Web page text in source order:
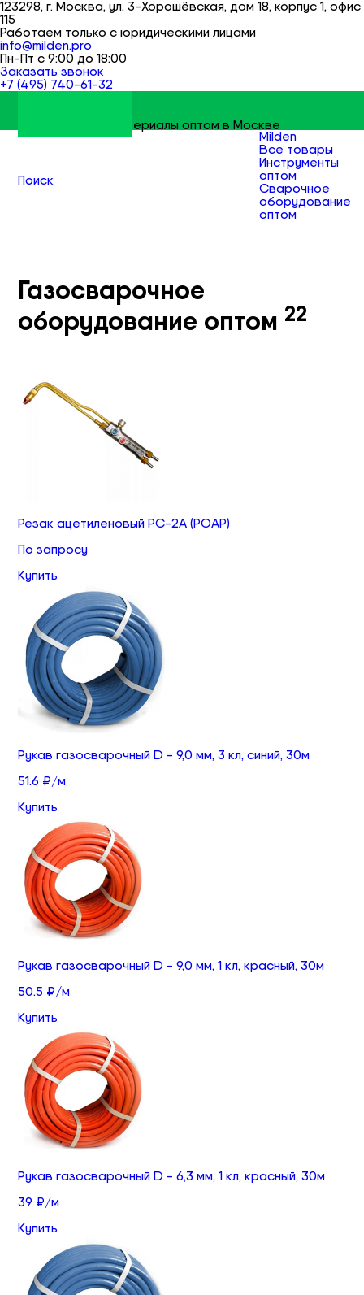
123298, г. Москва, ул. 3-Хорошёвская, дом 18, корпус 1, офис
115
Работаем только с юридическими лицами
info@milden.pro
Пн-Пт с 9:00 до 18:00
Заказать звонок
+7 (495) 740-61-32
Строительные материалы оптом в Москве
Поиск
Milden
Все товары
Инструменты
оптом
Сварочное
оборудование
оптом
Газосварочное
оборудование оптом 22
Резак ацетиленовый РС-2А (РОАР)
По запросу
Купить
Рукав газосварочный D - 9,0 мм, 3 кл, синий, 30м
51.6 ₽/м
Купить
Рукав газосварочный D - 9,0 мм, 1 кл, красный, 30м
50.5 ₽/м
Купить
Рукав газосварочный D - 6,3 мм, 1 кл, красный, 30м
39 ₽/м
Купить